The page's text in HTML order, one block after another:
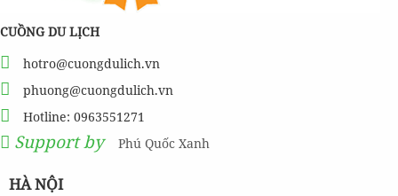
CUỒNG DU LỊCH
hotro@cuongdulich.vn
phuong@cuongdulich.vn
Hotline: 0963551271
Support by Phú Quốc Xanh
HÀ NỘI